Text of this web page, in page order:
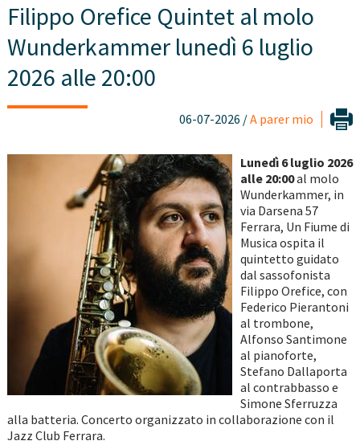
Filippo Orefice Quintet al molo
Wunderkammer lunedì 6 luglio
2026 alle 20:00
06-07-2026 /A parer mio
Lunedì 6 luglio 2026
alle 20:00al molo
Wunderkammer, in
via Darsena 57
Ferrara, Un Fiume di
Musica ospita il
quintetto guidato
dal sassofonista
Filippo Orefice, con
Federico Pierantoni
al trombone,
Alfonso Santimone
al pianoforte,
Stefano Dallaporta
al contrabbasso e
Simone Sferruzza
alla batteria. Concerto organizzato in collaborazione con il
Jazz Club Ferrara.